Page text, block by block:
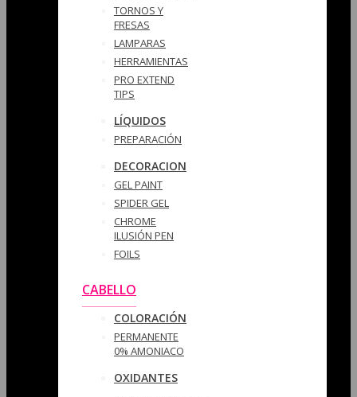
TORNOS Y
FRESAS
LAMPARAS
HERRAMIENTAS
PRO EXTEND
TIPS
LÍQUIDOS
PREPARACIÓN
DECORACION
GEL PAINT
SPIDER GEL
CHROME
ILUSIÓN PEN
FOILS
CABELLO
COLORACIÓN
PERMANENTE
0% AMONIACO
OXIDANTES